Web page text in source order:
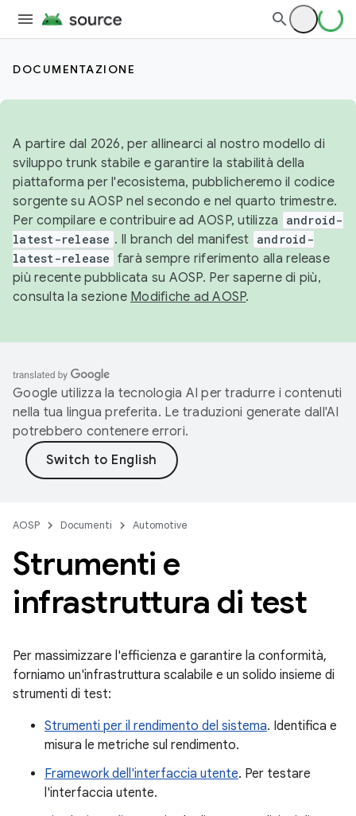
DOCUMENTAZIONE
A partire dal 2026, per allinearci al nostro modello di
sviluppo trunk stabile e garantire la stabilità della
piattaforma per l'ecosistema, pubblicheremo il codice
sorgente su AOSP nel secondo e nel quarto trimestre.
Per compilare e contribuire ad AOSP, utilizza
android-
latest-release . Il branch del manifest android-
latest-release farà sempre riferimento alla release
più recente pubblicata su AOSP. Per saperne di più,
consulta la sezione Modifiche ad AOSP.
Google utilizza la tecnologia AI per tradurre i contenuti
nella tua lingua preferita. Le traduzioni generate dall'AI
potrebbero contenere errori.
AOSP Documenti Automotive
Strumenti e
infrastruttura di test
Per massimizzare l'efficienza e garantire la conformità,
forniamo un'infrastruttura scalabile e un solido insieme di
strumenti di test:
Strumenti per il rendimento del sistema. Identifica e
misura le metriche sul rendimento.
Framework dell'interfaccia utente. Per testare
l'interfaccia utente.